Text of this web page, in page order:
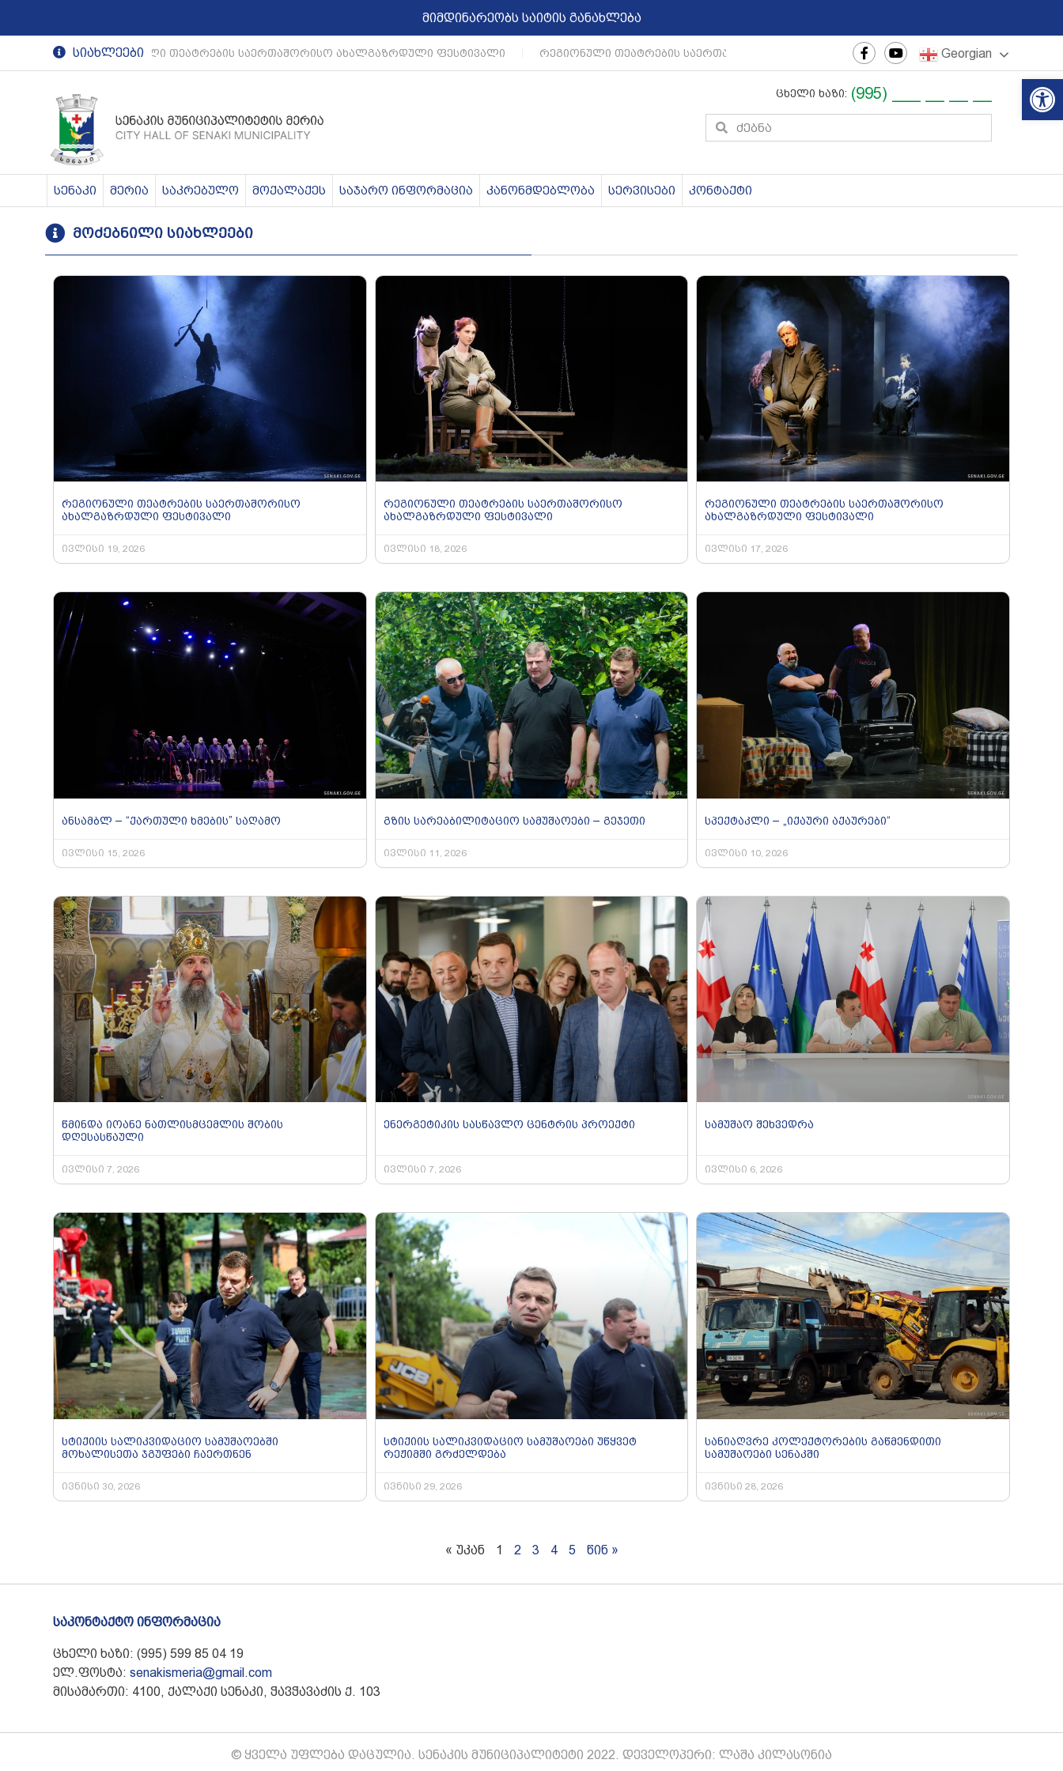
მიმდინარეობს საიტის განახლება
სიახლეები
რეგიონული თეატრების საერთაშორისო ახალგაზრდული ფესტივალი რეგიონული თეატრების საერთაშორისო ახალგაზრდული ფესტივალი | რეგიონული
Georgian
ცხელი ხაზი: (995) ___ __ __ __
სენაკი მერია საკრებულო მოქალაქეს საჯარო ინფორმაცია კანონმდებლობა სერვისები კონტაქტი
მოძებნილი სიახლეები
რეგიონული თეატრების საერთაშორისო
ახალგაზრდული ფესტივალი
ივლისი 19, 2026
რეგიონული თეატრების საერთაშორისო
ახალგაზრდული ფესტივალი
ივლისი 18, 2026
რეგიონული თეატრების საერთაშორისო
ახალგაზრდული ფესტივალი
ივლისი 17, 2026
ანსამბლ – “ქართული ხმების” საღამო
ივლისი 15, 2026
გზის სარეაბილიტაციო სამუშაოები – გეჯეთი
ივლისი 11, 2026
სპექტაკლი – „იქაური აქაურები“
ივლისი 10, 2026
წმინდა იოანე ნათლისმცემლის შობის
დღესასწაული
ივლისი 7, 2026
ენერგეტიკის სასწავლო ცენტრის პროექტი
ივლისი 7, 2026
სამუშაო შეხვედრა
ივლისი 6, 2026
სტიქიის სალიკვიდაციო სამუშაოებში
მოხალისეთა ჯგუფები ჩაერთნენ
ივნისი 30, 2026
სტიქიის სალიკვიდაციო სამუშაოები უწყვეტ
რეჟიმში გრძელდება
ივნისი 29, 2026
სანიაღვრე კოლექტორების გაწმენდითი
სამუშაოები სენაკში
ივნისი 28, 2026
« უკან 1 2 3 4 5 წინ »
საკონტაქტო ინფორმაცია
ცხელი ხაზი: (995) 599 85 04 19
ელ.ფოსტა: senakismeria@gmail.com
მისამართი: 4100, ქალაქი სენაკი, ჭავჭავაძის ქ. 103
© ყველა უფლება დაცულია. სენაკის მუნიციპალიტეტი 2022. დეველოპერი: ლაშა კილასონია